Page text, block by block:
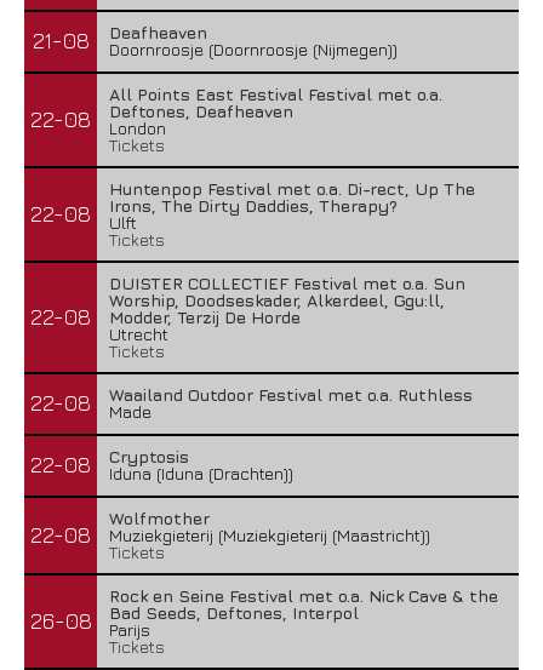
21-08
Deafheaven
Doornroosje (Doornroosje (Nijmegen))
22-08
All Points East Festival Festival met o.a.
Deftones, Deafheaven
London
Tickets
22-08
Huntenpop Festival met o.a. Di-rect, Up The
Irons, The Dirty Daddies, Therapy?
Ulft
Tickets
22-08
DUISTER COLLECTIEF Festival met o.a. Sun
Worship, Doodseskader, Alkerdeel, Ggu:ll,
Modder, Terzij De Horde
Utrecht
Tickets
22-08
Waailand Outdoor Festival met o.a. Ruthless
Made
22-08
Cryptosis
Iduna (Iduna (Drachten))
22-08
Wolfmother
Muziekgieterij (Muziekgieterij (Maastricht))
Tickets
26-08
Rock en Seine Festival met o.a. Nick Cave & the
Bad Seeds, Deftones, Interpol
Parijs
Tickets